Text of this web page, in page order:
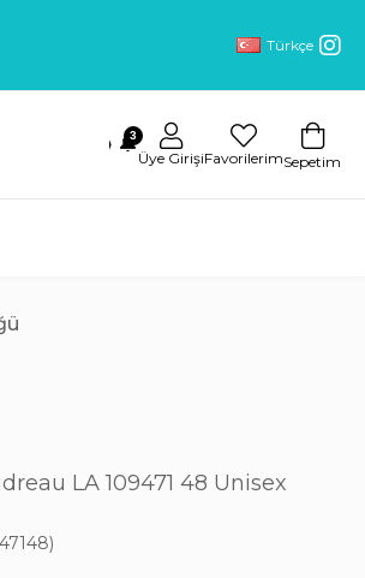
Türkçe
🔔
3
Üye GirişiFavorilerimSepetim
LA 109471 48 Unisex